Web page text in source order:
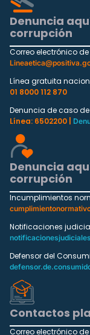
Denuncia
corrupción
Correo electrónico
Línea gratuita
01 8000 112 870
Denuncia de caso
Línea: 6502200 |
Denuncia
corrupción
Incumplimientos
Notificaciones
Defensor del
Contactos
Correo electrónico